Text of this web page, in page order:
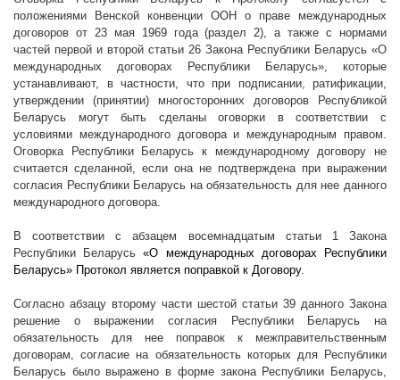
положениями Венской конвенции ООН о праве международных
договоров от 23 мая 1969 года (раздел 2), а также с нормами
частей первой и второй статьи 26 Закона Республики Беларусь «О
международных договорах Республики Беларусь», которые
устанавливают, в частности, что при подписании, ратификации,
утверждении (принятии) многосторонних договоров Республикой
Беларусь могут быть сделаны оговорки в соответствии с
условиями международного договора и международным правом.
Оговорка Республики Беларусь к международному договору не
считается сделанной, если она не подтверждена при выражении
согласия Республики Беларусь на обязательность для нее данного
международного договора.
В соответствии с абзацем восемнадцатым статьи 1 Закона
Республики Беларусь«О международных договорах Республики
Беларусь» Протокол является поправкой к Договору.
Согласно абзацу второму части шестой статьи 39 данного Закона
решение о выражении согласия Республики Беларусь на
обязательность для нее поправок к межправительственным
договорам, согласие на обязательность которых для Республики
Беларусь было выражено в форме закона Республики Беларусь,